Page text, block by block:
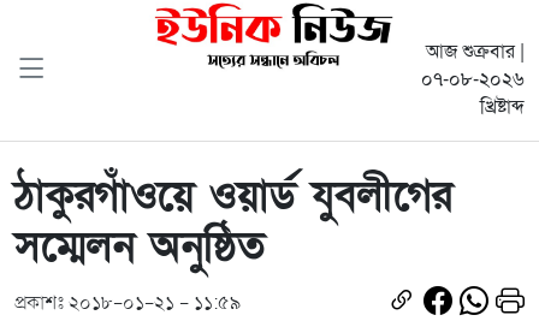
আজ শুক্রবার |
০৭-০৮-২০২৬
খ্রিষ্টাব্দ
ঠাকুরগাঁওয়ে ওয়ার্ড যুবলীগের
সম্মেলন অনুষ্ঠিত
প্রকাশঃ ২০১৮-০১-২১ - ১১:৫৯